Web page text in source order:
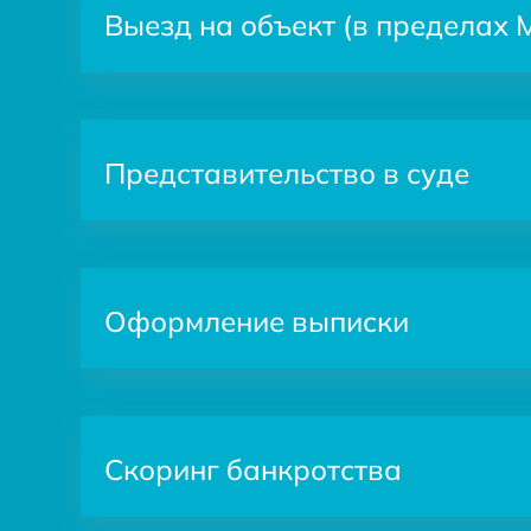
Выезд на объект (в
Представительство в суде
Оформление выписки
Скоринг банкротства